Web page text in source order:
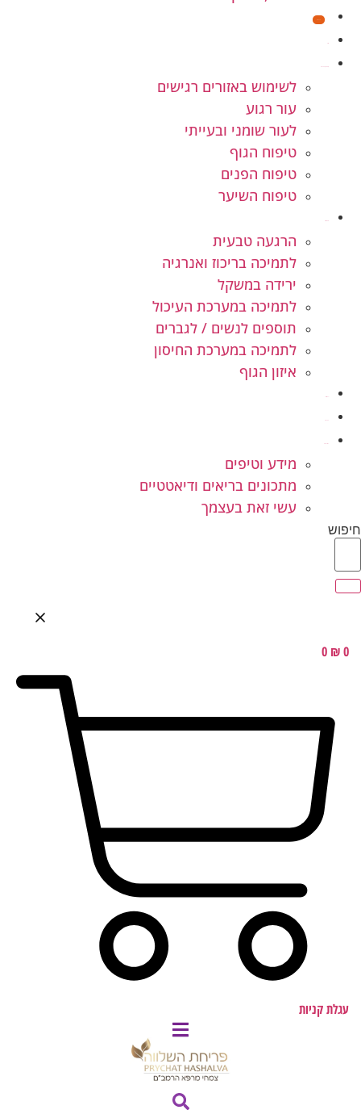
לשימוש באזורים רגישים
עור רגוע
לעור שומני ובעייתי
טיפוח הגוף
טיפוח הפנים
טיפוח השיער
הרגעה טבעית
לתמיכה בריכוז ואנרגיה
ירידה במשקל
לתמיכה במערכת העיכול
תוספים לנשים / לגברים
לתמיכה במערכת החיסון
איזון הגוף
מידע וטיפים
מתכונים בריאים ודיאטטיים
עשי זאת בעצמך
חיפוש
₪0
0
עגלת קניות